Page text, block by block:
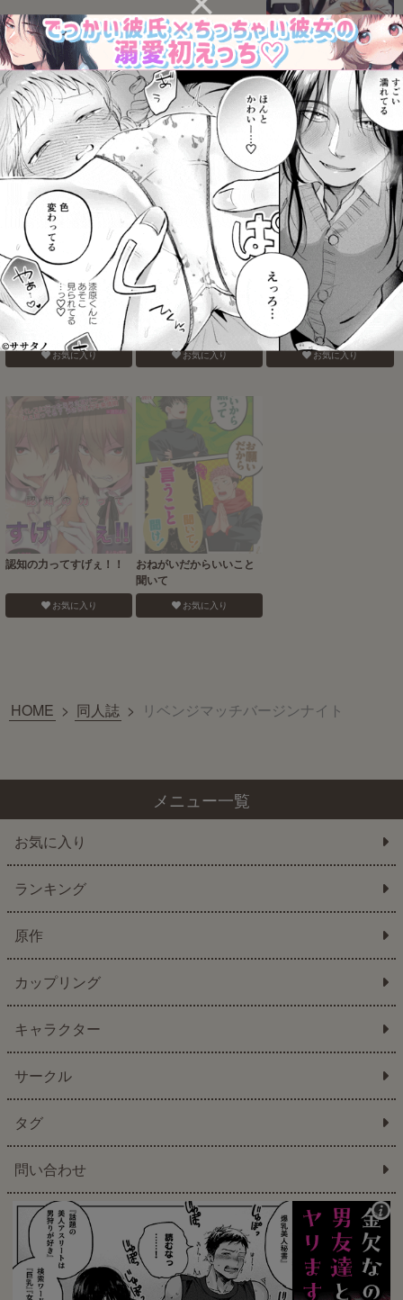
はいってます!!
お気に入り
HQセット２
お気に入り
電鋸男vs3Pしないと出ら
れない部屋
お気に入り
そこにお尻があったか
お気に入り
Blue Paranoia
お気に入り
バナナスプリットホット
ファッジサンデー
お気に入り
認知の力ってすげぇ！！
お気に入り
おねがいだからいいこと
聞いて
お気に入り
HOME > 同人誌 > リベンジマッチバージンナイト
メニュー一覧
お気に入り
ランキング
原作
カップリング
キャラクター
サークル
タグ
問い合わせ